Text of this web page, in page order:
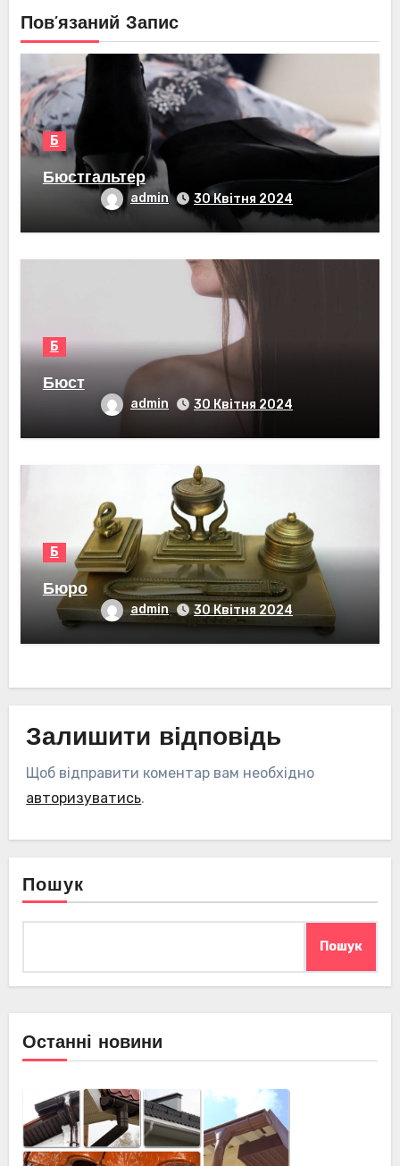
Пов’язаний Запис
Б
Бюстгальтер
admin 30 Квітня 2024
Б
Бюст
admin 30 Квітня 2024
Б
Бюро
admin 30 Квітня 2024
Залишити відповідь
Щоб відправити коментар вам необхідно
авторизуватись.
Пошук
Пошук
Останні новини